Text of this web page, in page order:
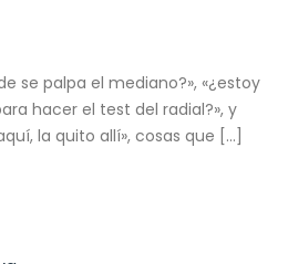
se palpa el mediano?», «¿estoy
hacer el test del radial?», y
la quito allí», cosas que […]